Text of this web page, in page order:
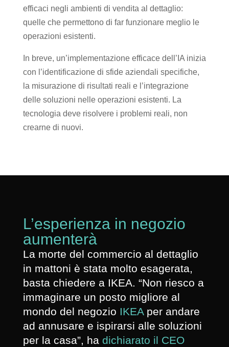
efficaci negli ambienti di vendita al dettaglio:
quelle che permettono di far funzionare meglio le
operazioni esistenti.
In breve, un’implementazione efficace dell’IA inizia
con l’identificazione di sfide aziendali specifiche,
la misurazione di risultati reali e l’integrazione
delle soluzioni nelle operazioni esistenti. La
tecnologia deve risolvere i problemi reali, non
crearne di nuovi.
L’esperienza in negozio
aumenterà
La morte del commercio al dettaglio
in mattoni è stata molto esagerata,
basta chiedere a IKEA. “Non riesco a
immaginare un posto migliore al
mondo del negozio IKEAper andare
ad annusare e ispirarsi alle soluzioni
per la casa”, ha dichiarato il CEO